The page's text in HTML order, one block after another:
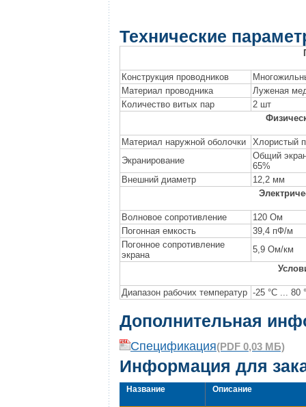
Технические
Конструкция проводников
Материал проводника
Луженая
Количество витых пар
2 шт
Материал наружной оболочки
Хлористый
Экранирование
Общий
65%
Внешний диаметр
12,2 мм
Волновое сопротивление
120 Ом
Погонная емкость
39,4 пФ/м
Погонное сопротивление
экрана
5,9 Ом/км
Диапазон рабочих температур -25 °C ... 80
Дополнительная
Спецификация(PDF 0,03 МБ)
Информация для
Название Описание